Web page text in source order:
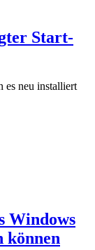
Start-
es neu installiert
Windows
können